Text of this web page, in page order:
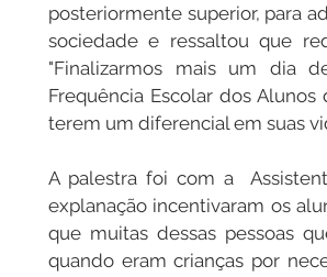
posteriormente superior, para
sociedade e ressaltou que
"Finalizarmos mais um dia
Frequência Escolar dos
terem um diferencial em suas
A palestra foi com a
explanação incentivaram os
que muitas dessas pessoas
quando eram crianças por